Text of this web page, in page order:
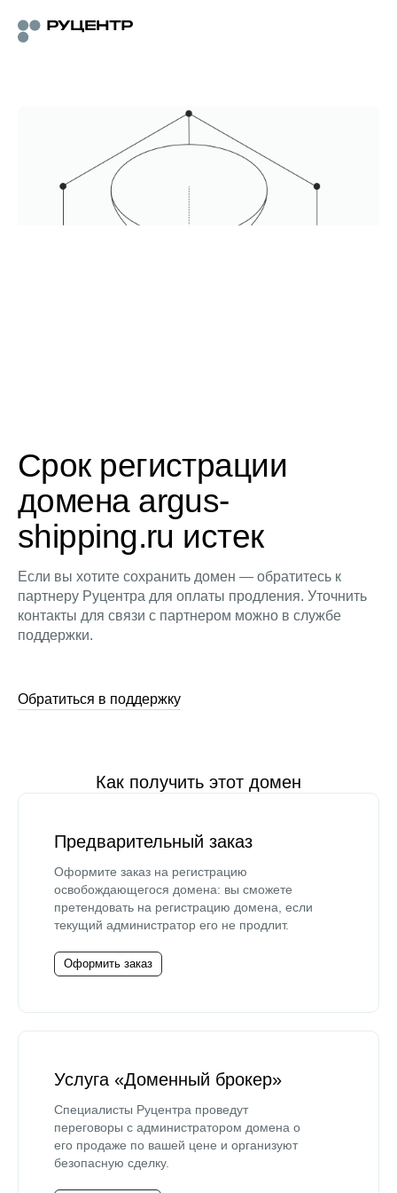
Срок регистрации
домена argus-
shipping.ru истек
Если вы хотите сохранить домен — обратитесь к
партнеру Руцентра для оплаты продления. Уточнить
контакты для связи с партнером можно в службе
поддержки.
Обратиться в поддержку
Как получить этот домен
Предварительный заказ
Оформите заказ на регистрацию
освобождающегося домена: вы сможете
претендовать на регистрацию домена, если
текущий администратор его не продлит.
Оформить заказ
Услуга «Доменный брокер»
Специалисты Руцентра проведут
переговоры с администратором домена о
его продаже по вашей цене и организуют
безопасную сделку.